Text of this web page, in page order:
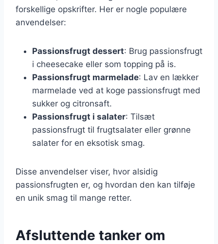
forskellige opskrifter. Her er nogle populære
anvendelser:
Passionsfrugt dessert: Brug passionsfrugt
i cheesecake eller som topping på is.
Passionsfrugt marmelade: Lav en lækker
marmelade ved at koge passionsfrugt med
sukker og citronsaft.
Passionsfrugt i salater: Tilsæt
passionsfrugt til frugtsalater eller grønne
salater for en eksotisk smag.
Disse anvendelser viser, hvor alsidig
passionsfrugten er, og hvordan den kan tilføje
en unik smag til mange retter.
Afsluttende tanker om